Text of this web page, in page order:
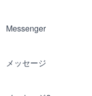
Messenger
メッセージ